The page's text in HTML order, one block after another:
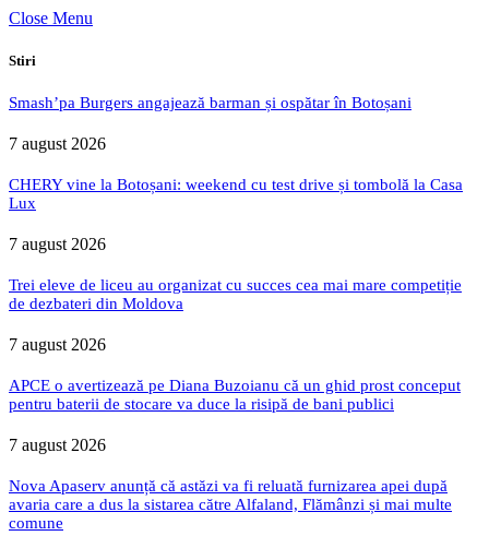
Close Menu
Stiri
Smash’pa Burgers angajează barman și ospătar în Botoșani
7 august 2026
CHERY vine la Botoșani: weekend cu test drive și tombolă la Casa
Lux
7 august 2026
Trei eleve de liceu au organizat cu succes cea mai mare competiție
de dezbateri din Moldova
7 august 2026
APCE o avertizează pe Diana Buzoianu că un ghid prost conceput
pentru baterii de stocare va duce la risipă de bani publici
7 august 2026
Nova Apaserv anunță că astăzi va fi reluată furnizarea apei după
avaria care a dus la sistarea către Alfaland, Flămânzi și mai multe
comune